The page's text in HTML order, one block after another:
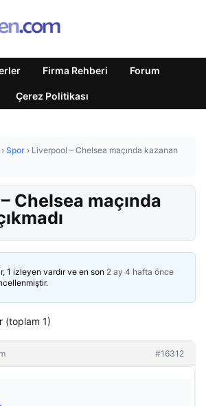
Firma Rehberi Forum
Çerez Politikası
› Spor › Liverpool – Chelsea maçında kazanan
Chelsea maçında
1 izleyen vardır ve en son 2 ay 4 hafta önce
(toplam 1)
#16312